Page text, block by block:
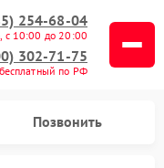
254-68-04
с 10:00 до 20:00
302-71-75
по РФ
Позвонить